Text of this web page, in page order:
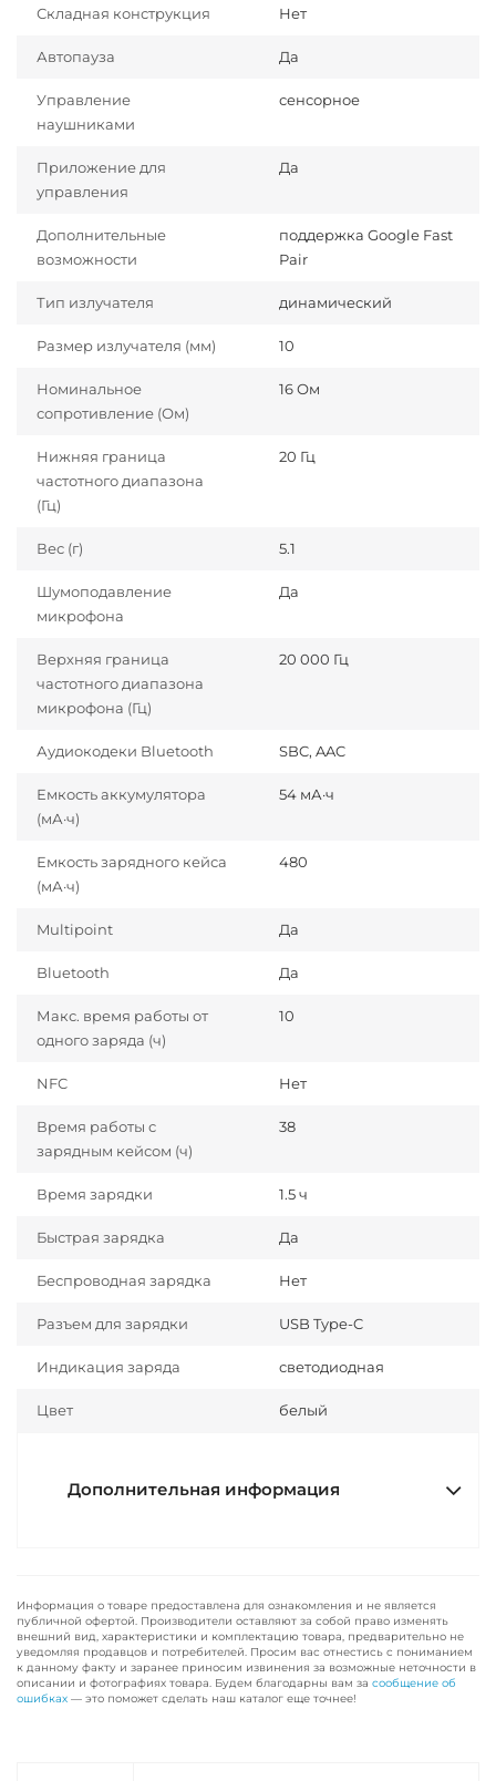
Складная конструкция Нет
Автопауза Да
Управление
наушниками
сенсорное
Приложение для
управления
Да
Дополнительные
возможности
поддержка Google Fast
Pair
Тип излучателя динамический
Размер излучателя (мм) 10
Номинальное
сопротивление (Ом)
16 Ом
Нижняя граница
частотного диапазона
(Гц)
20 Гц
Вес (г) 5.1
Шумоподавление
микрофона
Да
Верхняя граница
частотного диапазона
микрофона (Гц)
20 000 Гц
Аудиокодеки Bluetooth SBC, AAC
Емкость аккумулятора
(мА·ч)
54 мА·ч
Емкость зарядного кейса
(мА·ч)
480
Multipoint Да
Bluetooth Да
Макс. время работы от
одного заряда (ч)
10
NFC Нет
Время работы с
зарядным кейсом (ч)
38
Время зарядки 1.5 ч
Быстрая зарядка Да
Беспроводная зарядка Нет
Разъем для зарядки USB Type-C
Индикация заряда светодиодная
Цвет белый
Дополнительная информация
Информация о товаре предоставлена для ознакомления и не является
публичной офертой. Производители оставляют за собой право изменять
внешний вид, характеристики и комплектацию товара, предварительно не
уведомляя продавцов и потребителей. Просим вас отнестись с пониманием
к данному факту и заранее приносим извинения за возможные неточности в
описании и фотографиях товара. Будем благодарны вам за сообщение об
ошибках — это поможет сделать наш каталог еще точнее!